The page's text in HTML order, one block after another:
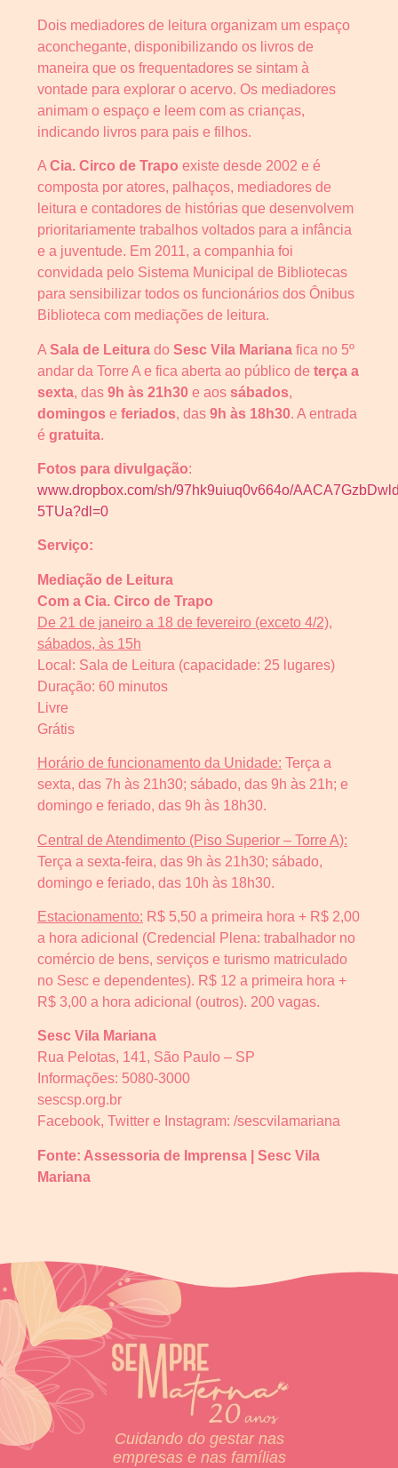
Dois mediadores de leitura organizam um espaço
aconchegante, disponibilizando os livros de
maneira que os frequentadores se sintam à
vontade para explorar o acervo. Os mediadores
animam o espaço e leem com as crianças,
indicando livros para pais e filhos.
A Cia. Circo de Trapo existe desde 2002 e é
composta por atores, palhaços, mediadores de
leitura e contadores de histórias que desenvolvem
prioritariamente trabalhos voltados para a infância
e a juventude. Em 2011, a companhia foi
convidada pelo Sistema Municipal de Bibliotecas
para sensibilizar todos os funcionários dos Ônibus
Biblioteca com mediações de leitura.
A Sala de Leitura do Sesc Vila Mariana fica no 5º
andar da Torre A e fica aberta ao público de terça a
sexta, das 9h às 21h30 e aos sábados,
domingos e feriados, das 9h às 18h30. A entrada
é gratuita.
Fotos para divulgação:
www.dropbox.com/sh/97hk9uiuq0v664o/
5TUa?dl=0
Serviço:
Mediação de Leitura
Com a Cia. Circo de Trapo
De 21 de janeiro a 18 de fevereiro (exceto 4/2),
sábados, às 15h
Local: Sala de Leitura (capacidade: 25 lugares)
Duração: 60 minutos
Livre
Grátis
Horário de funcionamento da Unidade: Terça a
sexta, das 7h às 21h30; sábado, das 9h às 21h; e
domingo e feriado, das 9h às 18h30.
Central de Atendimento (Piso Superior – Torre A):
Terça a sexta-feira, das 9h às 21h30; sábado,
domingo e feriado, das 10h às 18h30.
Estacionamento: R$ 5,50 a primeira hora + R$ 2,00
a hora adicional (Credencial Plena: trabalhador no
comércio de bens, serviços e turismo matriculado
no Sesc e dependentes). R$ 12 a primeira hora +
R$ 3,00 a hora adicional (outros). 200 vagas.
Sesc Vila Mariana
Rua Pelotas, 141, São Paulo – SP
Informações: 5080-3000
sescsp.org.br
Facebook, Twitter e Instagram: /sescvilamariana
Fonte: Assessoria de Imprensa | Sesc Vila
Mariana
Cuidando do gestar nas
empresas e nas famílias